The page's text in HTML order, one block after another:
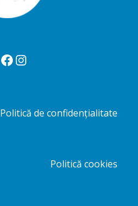
Facebook Instagram
Politică de confidențialitate
Politică cookies